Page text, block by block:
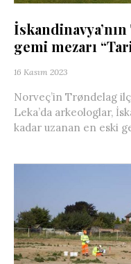
gemi mezarı
16 Kasım 2023
Norveç’in Trøndelag
Leka’da arkeologlar,
kadar uzanan en eski